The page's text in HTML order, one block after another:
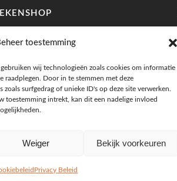
toestemming
wij technologieën zoals cookies om informatie
raadplegen. Door in te stemmen met deze
surfgedrag of unieke ID's op deze site verwerken.
toestemming intrekt, kan dit een nadelige invloed
Weiger Bekijk voorkeuren
Privacy Beleid
6c
58
| Powered by